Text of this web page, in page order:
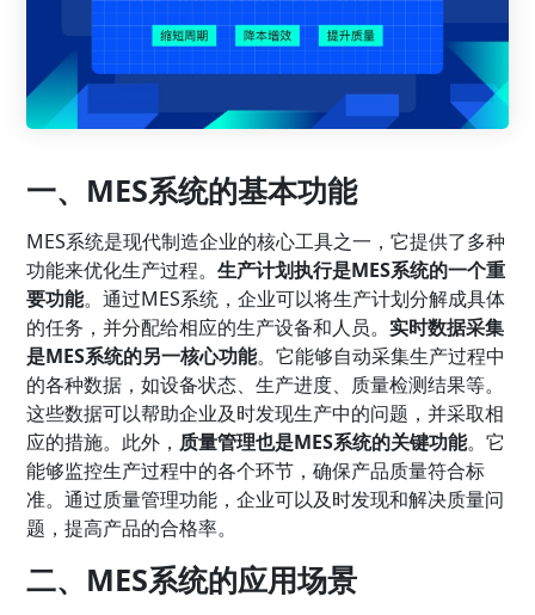
一、MES系统的基本功能
MES系统是现代制造企业的核心工具之一，它提供了多种
功能来优化生产过程。生产计划执行是MES系统的一个重
要功能。通过MES系统，企业可以将生产计划分解成具体
的任务，并分配给相应的生产设备和人员。实时数据采集
是MES系统的另一核心功能。它能够自动采集生产过程中
的各种数据，如设备状态、生产进度、质量检测结果等。
这些数据可以帮助企业及时发现生产中的问题，并采取相
应的措施。此外， 质量管理也是MES系统的关键功能。它
能够监控生产过程中的各个环节，确保产品质量符合标
准。通过质量管理功能，企业可以及时发现和解决质量问
题，提高产品的合格率。
二、MES系统的应用场景